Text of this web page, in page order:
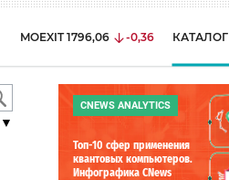
MOEXIT 1796,06 -0,36 КАТАЛОГ
▼
CNEWS ANALYTICS
Топ-10 сфер применения
квантовых компьютеров.
Инфографика CNews